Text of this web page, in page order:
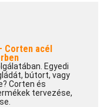
Corten acél
Egyedi
bútort, vagy
Corten és
tervezése,